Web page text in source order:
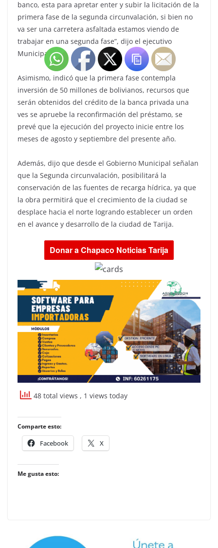
banco, esta para apretar enter y subir la licitación de la
primera fase de la segunda circunvalación, si bien no
va ser una carretera asfaltada estamos viendo de
trabajar en una segunda fase”, dijo el ejecutivo
Municipal.
Asimismo, indicó que la primera fase contempla
inversión de 50 millones de bolivianos, recursos que
serán obtenidos del crédito de la banca privada una
ves se apruebe la reconfirmación del préstamo, se
prevé que la ejecución del proyecto inicie entre los
meses de agosto y septiembre del presente año.
Además, dijo que desde el Gobierno Municipal señalan
que la Segunda circunvalación, posibilitará la
conservación de las fuentes de recarga hídrica, ya que
la obra permitirá que el crecimiento de la ciudad se
desplace hacia el norte logrando establecer un orden
en el avance y desarrollo de la ciudad de Tarija.
48 total views , 1 views today
Comparte esto:
Facebook X
Me gusta esto: